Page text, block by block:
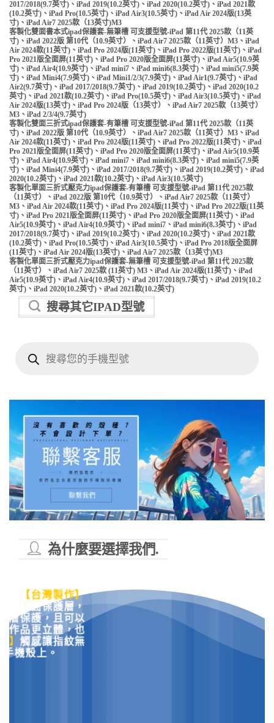
2017/2018(9.7英寸)、iPad 2019(10.2英寸)、iPad 2020(10.2英寸)、iPad 2021款
(10.2英寸)、iPad Pro(10.5英寸)、iPad Air3(10.5英寸)、iPad Air 2024版(13英
寸)、iPad Air7 2025款（13英寸)M3
客製化雙面書本式ipad保護套-無筆槽 可支援型號-iPad 第11代 2025款（11英
寸)、iPad 2022版 第10代（10.9英寸）、iPad Air7 2025款（11英寸）M3、iPad
Air 2024款(11英寸)、iPad Pro 2024版(11英寸)、iPad Pro 2022版(11英寸)、iPad
Pro 2021版全面屏(11英寸)、iPad Pro 2020版全面屏(11英寸)、iPad Air5(10.9英
寸)、iPad Air4(10.9英寸)、iPad mini7、iPad mini6(8.3英寸)、iPad mini5(7.9英
寸)、iPad Mini4(7.9英寸)、iPad Mini1/2/3(7.9英寸)、iPad Air1(9.7英寸)、iPad
Air2(9.7英寸)、iPad 2017/2018(9.7英寸)、iPad 2019(10.2英寸)、iPad 2020(10.2
英寸)、iPad 2021款(10.2英寸)、iPad Pro(10.5英寸)、iPad Air3(10.5英寸)、iPad
Air 2024版(13英寸)、iPad Pro 2024版（13英寸）、iPad Air7 2025款（13英寸）
M3、iPad 2/3/4(9.7英寸)
客製化雙面三折式ipad保護套-有筆槽 可支援型號-iPad 第11代 2025款（11英
寸)、iPad 2022版 第10代（10.9英寸）、iPad Air7 2025款（11英寸）M3、iPad
Air 2024款(11英寸)、iPad Pro 2024版(11英寸)、iPad Pro 2022版(11英寸)、iPad
Pro 2021版全面屏(11英寸)、iPad Pro 2020版全面屏(11英寸)、iPad Air5(10.9英
寸)、iPad Air4(10.9英寸)、iPad mini7、iPad mini6(8.3英寸)、iPad mini5(7.9英
寸)、iPad Mini4(7.9英寸)、iPad 2017/2018(9.7英寸)、iPad 2019(10.2英寸)、iPad
2020(10.2英寸)、iPad 2021款(10.2英寸)、iPad Air3(10.5英寸)
客製化單面三折式壓克力ipad保護套-有筆槽 可支援型號-iPad 第11代 2025款
（11英寸）、iPad 2022版 第10代（10.9英寸）、iPad Air7 2025款（11英寸）
M3、iPad Air 2024款(11英寸)、iPad Pro 2024版(11英寸)、iPad Pro 2022版(11英
寸)、iPad Pro 2021版全面屏(11英寸)、iPad Pro 2020版全面屏(11英寸)、iPad
Air5(10.9英寸)、iPad Air4(10.9英寸)、iPad mini7、iPad mini6(8.3英寸)、iPad
2017/2018(9.7英寸)、iPad 2019(10.2英寸)、iPad 2020(10.2英寸)、iPad 2021款
(10.2英寸)、iPad Pro(10.5英寸)、iPad Air3(10.5英寸)、iPad Pro 2018版全面屏
(11英寸)、iPad Air 2024版(13英寸)、iPad Air7 2025款（13英寸)M3
客製化單面三折式壓克力ipad保護套-無筆槽 可支援型號-iPad 第11代 2025款
（11英寸）、iPad Air7 2025款 (11英寸) M3、iPad Air 2024版(11英寸)、iPad
Air5(10.9英寸)、iPad Air4(10.9英寸)、iPad 2017/2018(9.7英寸)、iPad 2019(10.2
英寸)、iPad 2020(10.2英寸)、iPad 2021款(10.2英寸)
搜尋其它IPAD型號
search
為什麼要選擇我們.
印刷技
【台灣製作】
滑表面保護層，
層保護，且可以
作品更立體，也
】 觸感讓指紋無
機殼上。